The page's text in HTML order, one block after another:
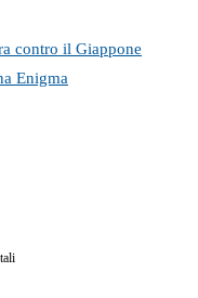
contro il Giappone
Enigma